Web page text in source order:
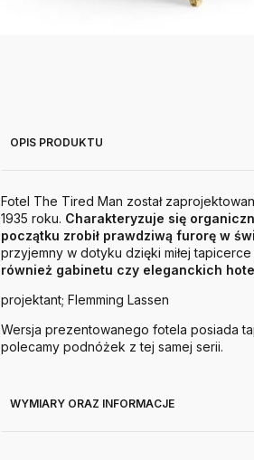
OPIS PRODUKTU
Fotel The Tired Man został
1935 roku. Charakteryzuje się
początku zrobił prawdziwą furorę w
przyjemny w dotyku dzięki miłej
również gabinetu czy eleganckich
projektant; Flemming Lassen
Wersja prezentowanego fotela posiada
polecamy podnóżek z tej samej serii.
WYMIARY ORAZ INFORMACJE